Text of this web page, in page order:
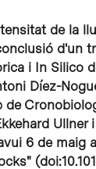
de la
d'un
i In Silico
Díez-
de
6 de maig a
" (